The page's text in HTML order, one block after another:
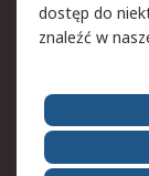
O firmie RS
dostęp do
znaleźć w